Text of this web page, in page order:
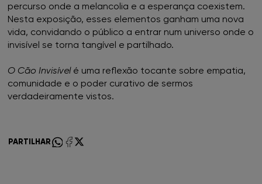
FNAC Coimbra
FNAC Évora
FNAC Faro
percurso onde a melancolia e a esperança coexistem.
Nesta exposição, esses elementos ganham uma nova
vida, convidando o público a entrar num universo onde o
invisível se torna tangível e partilhado.
O Cão Invisível é uma reflexão tocante sobre empatia,
comunidade e o poder curativo de sermos
verdadeiramente vistos.
PARTILHAR